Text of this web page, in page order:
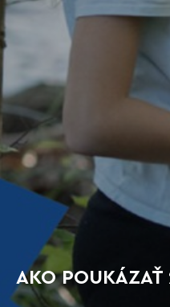
AKO POUKÁZAŤ